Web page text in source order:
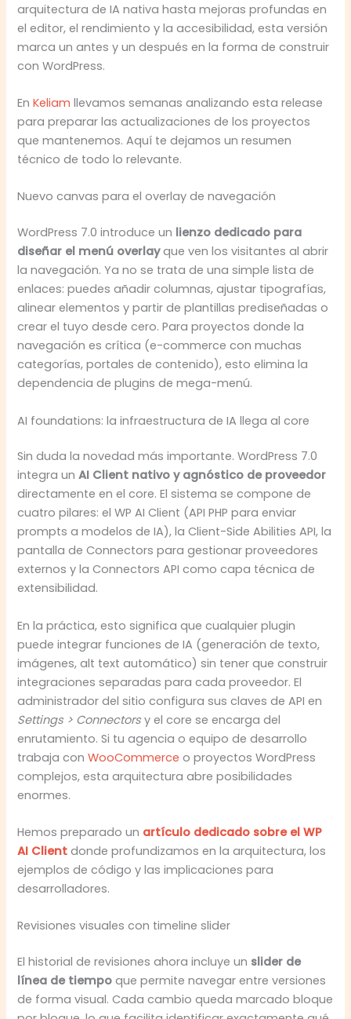
arquitectura de IA nativa hasta mejoras profundas en
el editor, el rendimiento y la accesibilidad, esta versión
marca un antes y un después en la forma de construir
con WordPress.
EnKeliam llevamos semanas analizando esta release
para preparar las actualizaciones de los proyectos
que mantenemos. Aquí te dejamos un resumen
técnico de todo lo relevante.
Nuevo canvas para el overlay de navegación
WordPress 7.0 introduce un lienzo dedicado para
diseñar el menú overlayque ven los visitantes al abrir
la navegación. Ya no se trata de una simple lista de
enlaces: puedes añadir columnas, ajustar tipografías,
alinear elementos y partir de plantillas prediseñadas o
crear el tuyo desde cero. Para proyectos donde la
navegación es crítica (e-commerce con muchas
categorías, portales de contenido), esto elimina la
dependencia de plugins de mega-menú.
AI foundations: la infraestructura de IA llega al core
Sin duda la novedad más importante. WordPress 7.0
integra unAI Client nativo y agnóstico de proveedor
directamente en el core. El sistema se compone de
cuatro pilares: el WP AI Client (API PHP para enviar
prompts a modelos de IA), la Client-Side Abilities API, la
pantalla de Connectors para gestionar proveedores
externos y la Connectors API como capa técnica de
extensibilidad.
En la práctica, esto significa que cualquier plugin
puede integrar funciones de IA (generación de texto,
imágenes, alt text automático) sin tener que construir
integraciones separadas para cada proveedor. El
administrador del sitio configura sus claves de API en
Settings > Connectors y el core se encarga del
enrutamiento. Si tu agencia o equipo de desarrollo
trabaja conWooCommerce o proyectos WordPress
complejos, esta arquitectura abre posibilidades
enormes.
Hemos preparado un artículo dedicado sobre el WP
AI Client donde profundizamos en la arquitectura, los
ejemplos de código y las implicaciones para
desarrolladores.
Revisiones visuales con timeline slider
El historial de revisiones ahora incluye un slider de
línea de tiempo que permite navegar entre versiones
de forma visual. Cada cambio queda marcado bloque